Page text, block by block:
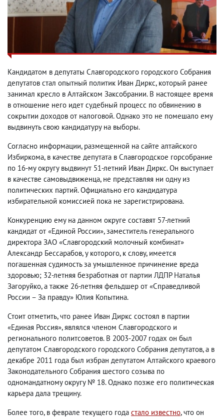
Кандидатом в депутаты Славгородского городского Собрания
депутатов стал опытный политик Иван Диркс, который ранее
занимал кресло в Алтайском Заксобрании. В настоящее время
в отношение него идет судебный процесс по обвинению в
сокрытии доходов от налоговой. Однако это не помешало ему
выдвинуть свою кандидатуру на выборы.
Согласно информации, размещенной на сайте алтайского
Избиркома, в качестве депутата в Славгородское горсобрание
по 16-му округу выдвинут 51-летний Иван Диркс. Он выступает
в качестве самовыдвиженца, не представляя ни одну из
политических партий. Официально его кандидатура
избирательной комиссией пока не зарегистрирована.
Конкуренцию ему на данном округе составят 57-летний
кандидат от «Единой России», заместитель генерального
директора ЗАО «Славгородский молочный комбинат»
Александр Бессарабов, у которого, к слову, имеется
погашенная судимость за умышленное причинение вреда
здоровью; 32-летняя безработная от партии ЛДПР Наталья
Загоруйко, а также 26-летняя фельдшер от «Справедливой
России – За правду» Юлия Копытина.
Стоит отметить, что ранее Иван Диркс состоял в партии
«Единая Россия», являлся членом Славгородского и
регионального политсоветов. В 2003-2007 годах он был
депутатом Славгородского городского Собрания депутатов, а в
декабре 2011 года был избран депутатом Алтайского краевого
Законодательного Собрания шестого созыва по
одномандатному округу № 18. Однако позже его политическая
карьера дала трещину.
Более того, в феврале текущего года стало известно, что он